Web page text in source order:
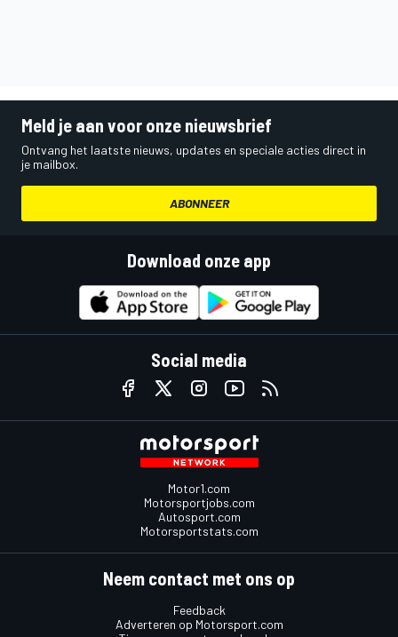
Meld je aan voor onze nieuwsbrief
Ontvang het laatste nieuws, updates en speciale acties direct in
je mailbox.
ABONNEER
Download onze app
Social media
Motor1.com
Motorsportjobs.com
Autosport.com
Motorsportstats.com
Neem contact met ons op
Feedback
Adverteren op Motorsport.com